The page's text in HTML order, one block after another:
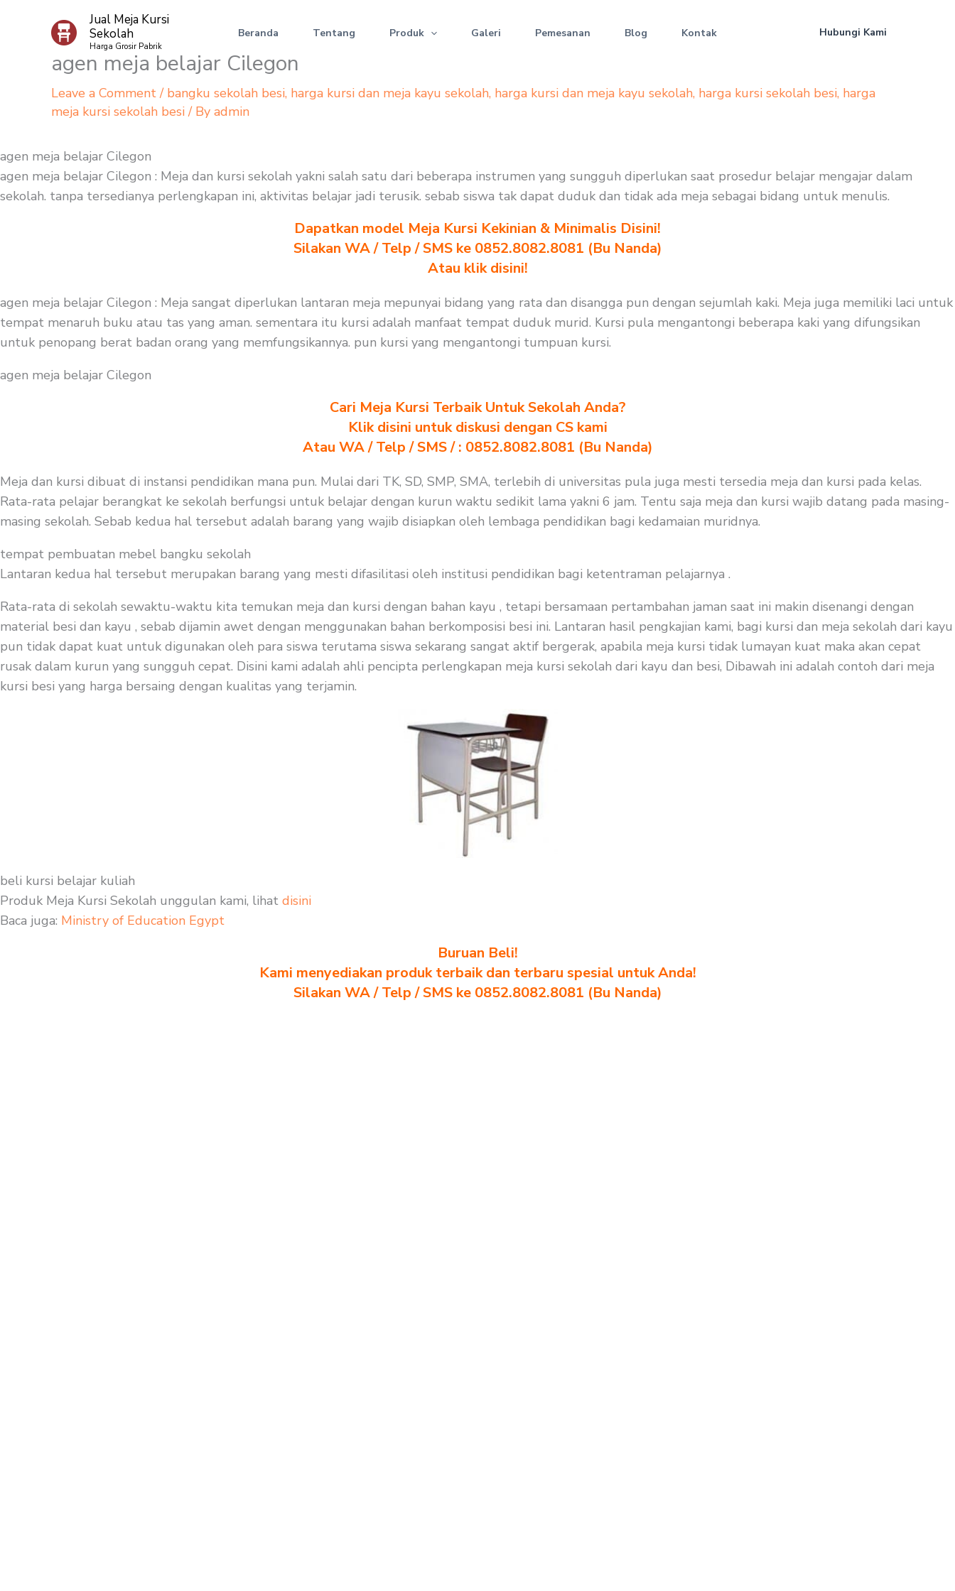
Jual Meja Kursi
Sekolah
Harga Grosir Pabrik
Beranda Tentang Produk Galeri Pemesanan Blog Kontak Hubungi Kami
agen meja belajar Cilegon
Leave a Comment / bangku sekolah besi, harga kursi dan meja kayu sekolah, harga kursi dan meja kayu sekolah, harga kursi sekolah besi, harga
meja kursi sekolah besi/ By admin
agen meja belajar Cilegon
agen meja belajar Cilegon : Meja dan kursi sekolah yakni salah satu dari beberapa instrumen yang sungguh diperlukan saat prosedur belajar mengajar dalam
sekolah. tanpa tersedianya perlengkapan ini, aktivitas belajar jadi terusik. sebab siswa tak dapat duduk dan tidak ada meja sebagai bidang untuk menulis.
Dapatkan model Meja Kursi Kekinian & Minimalis Disini!
Silakan WA / Telp / SMS ke 0852.8082.8081 (Bu Nanda)
Atau klik disini!
agen meja belajar Cilegon : Meja sangat diperlukan lantaran meja mepunyai bidang yang rata dan disangga pun dengan sejumlah kaki. Meja juga memiliki laci untuk
tempat menaruh buku atau tas yang aman. sementara itu kursi adalah manfaat tempat duduk murid. Kursi pula mengantongi beberapa kaki yang difungsikan
untuk penopang berat badan orang yang memfungsikannya. pun kursi yang mengantongi tumpuan kursi.
agen meja belajar Cilegon
Cari Meja Kursi Terbaik Untuk Sekolah Anda?
Klik disini untuk diskusi dengan CS kami
Atau WA / Telp / SMS / : 0852.8082.8081 (Bu Nanda)
Meja dan kursi dibuat di instansi pendidikan mana pun. Mulai dari TK, SD, SMP, SMA, terlebih di universitas pula juga mesti tersedia meja dan kursi pada kelas.
Rata-rata pelajar berangkat ke sekolah berfungsi untuk belajar dengan kurun waktu sedikit lama yakni 6 jam. Tentu saja meja dan kursi wajib datang pada masing-
masing sekolah. Sebab kedua hal tersebut adalah barang yang wajib disiapkan oleh lembaga pendidikan bagi kedamaian muridnya.
tempat pembuatan mebel bangku sekolah
Lantaran kedua hal tersebut merupakan barang yang mesti difasilitasi oleh institusi pendidikan bagi ketentraman pelajarnya .
Rata-rata di sekolah sewaktu-waktu kita temukan meja dan kursi dengan bahan kayu , tetapi bersamaan pertambahan jaman saat ini makin disenangi dengan
material besi dan kayu , sebab dijamin awet dengan menggunakan bahan berkomposisi besi ini. Lantaran hasil pengkajian kami, bagi kursi dan meja sekolah dari kayu
pun tidak dapat kuat untuk digunakan oleh para siswa terutama siswa sekarang sangat aktif bergerak, apabila meja kursi tidak lumayan kuat maka akan cepat
rusak dalam kurun yang sungguh cepat. Disini kami adalah ahli pencipta perlengkapan meja kursi sekolah dari kayu dan besi, Dibawah ini adalah contoh dari meja
kursi besi yang harga bersaing dengan kualitas yang terjamin.
beli kursi belajar kuliah
Produk Meja Kursi Sekolah unggulan kami, lihat disini
Baca juga: Ministry of Education Egypt
Buruan Beli!
Kami menyediakan produk terbaik dan terbaru spesial untuk Anda!
Silakan WA / Telp / SMS ke 0852.8082.8081 (Bu Nanda)